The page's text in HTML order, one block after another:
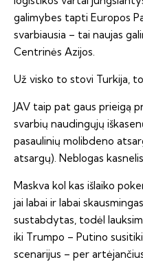
galimybes tapti Europos
svarbiausia – tai naujas
Centrinės Azijos.
Už visko to stovi Turkija,
JAV taip pat gaus prieigą
svarbių naudingųjų
pasaulinių molibdeno
atsargų). Neblogas
Maskva kol kas išlaiko
jai labai ir labai
sustabdytas, todėl
iki Trumpo – Putino
scenarijus – per